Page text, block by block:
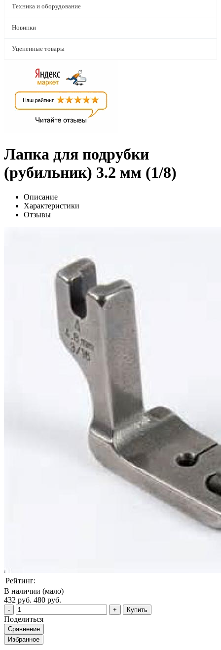
Техника и оборудование
Новинки
Уцененные товары
Лапка для подрубки
(рубильник) 3.2 мм (1/8)
Описание
Характеристики
Отзывы
Рейтинг:
В наличии (мало)
432 руб. 480 руб.
Купить
Поделиться
Сравнение
Избранное